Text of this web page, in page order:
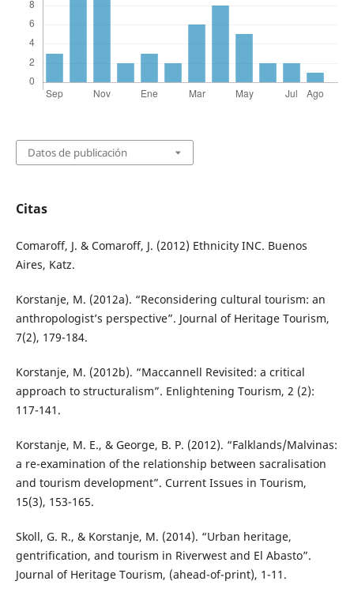
Datos de publicación
Citas
Comaroff, J. & Comaroff, J. (2012) Ethnicity INC. Buenos
Aires, Katz.
Korstanje, M. (2012a). “Reconsidering cultural tourism: an
anthropologist’s perspective”. Journal of Heritage Tourism,
7(2), 179-184.
Korstanje, M. (2012b). “Maccannell Revisited: a critical
approach to structuralism”. Enlightening Tourism, 2 (2):
117-141.
Korstanje, M. E., & George, B. P. (2012). “Falklands/Malvinas:
a re-examination of the relationship between sacralisation
and tourism development”. Current Issues in Tourism,
15(3), 153-165.
Skoll, G. R., & Korstanje, M. (2014). “Urban heritage,
gentrification, and tourism in Riverwest and El Abasto”.
Journal of Heritage Tourism, (ahead-of-print), 1-11.